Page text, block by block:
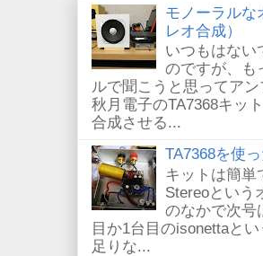
モノーラルな
レオ合成）
いつもはない
のですが、も
ルで聞こうと思ってア
秋月電子のTA7368キッ
合成させる...
TA7368を使
キットは簡単
Stereoという
のなかで次号
目か1台目のisonettaと
足りな...